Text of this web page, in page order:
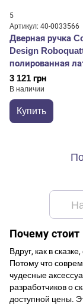
5
Артикул: 40-0033566
Дверная ручка
Design
полированная
3 121 грн
В наличии
Купить
Почему
Вдруг, как в
Потому что
чудесные
разработчиков о
доступной цены.